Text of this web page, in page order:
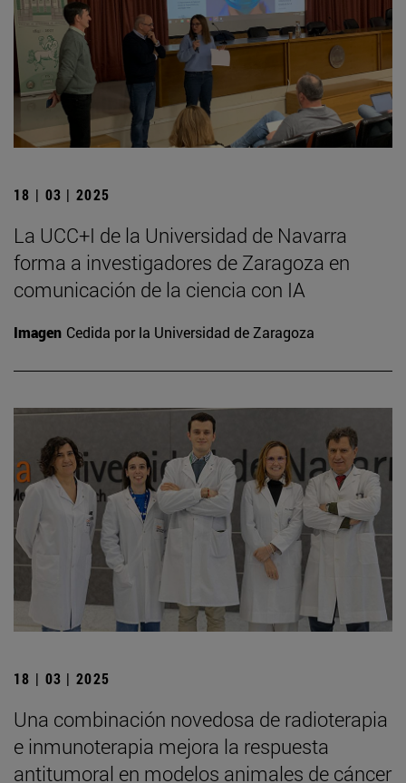
18 | 03 | 2025
La UCC+I de la Universidad de Navarra
forma a investigadores de Zaragoza en
comunicación de la ciencia con IA
Imagen Cedida por la Universidad de Zaragoza
18 | 03 | 2025
Una combinación novedosa de radioterapia
e inmunoterapia mejora la respuesta
antitumoral en modelos animales de cáncer